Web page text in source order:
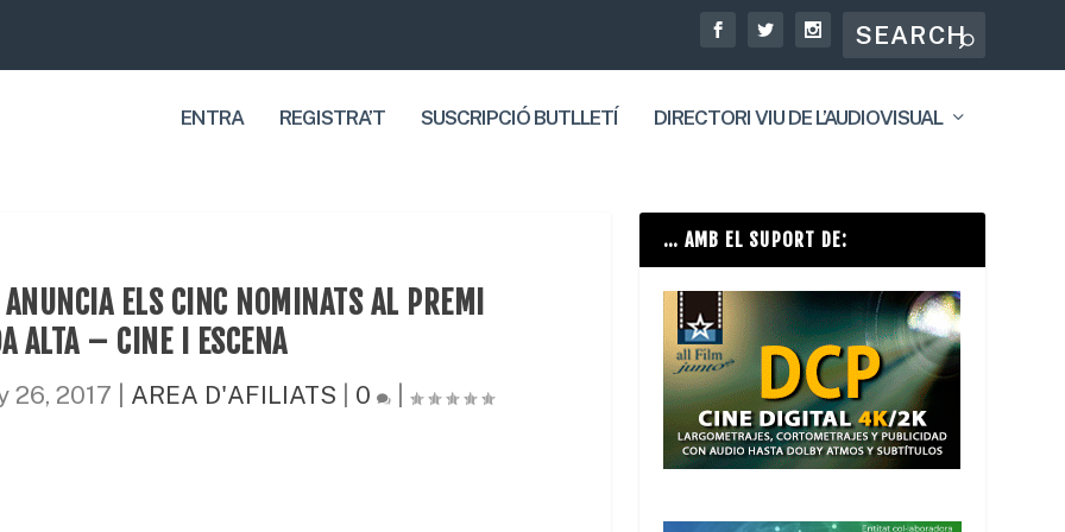
ENTRA REGISTRA’T SUSCRIPCIÓ BUTLLETÍ DIRECTORI VIU DE L’AUDIOVISUAL
ELS CINC NOMINATS AL PREMI
ALTA – CINE I ESCENA
26, 2017 AREA D'AFILIATS 0 |
… AMB EL SUPORT DE: